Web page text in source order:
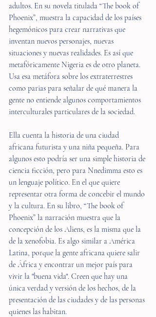
adultos. En su novela titulada “The book of
Phoenix”, muestra la capacidad de los países
hegemónicos para crear narrativas que
inventan nuevos personajes, nuevas
situaciones y nuevas realidades. Es así que
metafóricamente Nigeria es de otro planeta.
Usa esa metáfora sobre los extraterrestres
como parias para señalar de qué manera la
gente no entiende algunos comportamientos
interculturales particulares de la sociedad.
Ella cuenta la historia de una ciudad
africana futurista y una niña pequeña. Para
algunos esto podría ser una simple historia de
ciencia ficción, pero para Nnedimma esto es
un lenguaje político. En el que quiere
representar otra forma de concebir el mundo
y la cultura. En su libro, “The book of
Phoenix” la narración muestra que la
concepción de los Aliens, es la misma que la
de la xenofobia. Es algo similar a América
Latina, porque la gente africana quiere salir
de África y encontrar un mejor país para
vivir la "buena vida". Creen que hay una
única verdad y versión de los hechos, de la
presentación de las ciudades y de las personas
quienes las habitan.